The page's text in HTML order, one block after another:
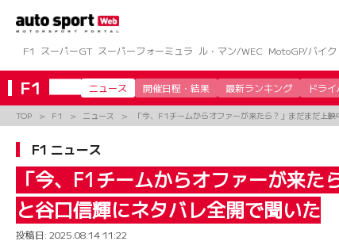
ツ
へ
ス
キ
ッ
F1
スーパーGT スーパーフォーミュラ ル・マン/WEC MotoGP/バイク
F1 ニュース 開催日程・結果 最新ランキング ドラ
TOP F1 ニュース 「今、F1チームからオファーが来たら？」まだまだ上
F1 ニュース
「今、F1チームからオファーが来
と谷口信輝にネタバレ全開で聞いた
投稿日: 2025.08.14 11:22